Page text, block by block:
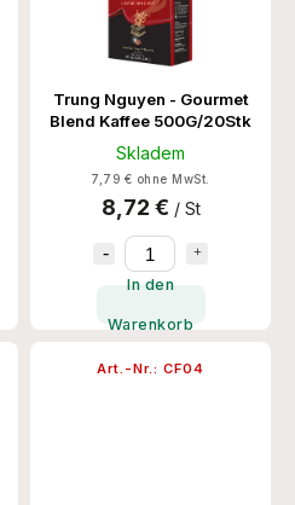
Trung Nguyen - Gourmet
Blend Kaffee 500G/20Stk
Skladem
7,79 € ohne MwSt.
8,72 € / St
In den
Warenkorb
Art.-Nr.: CF04